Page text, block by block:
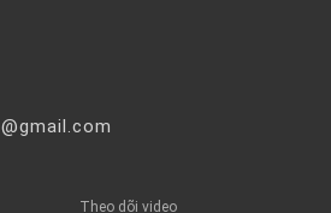
Theo dõi video